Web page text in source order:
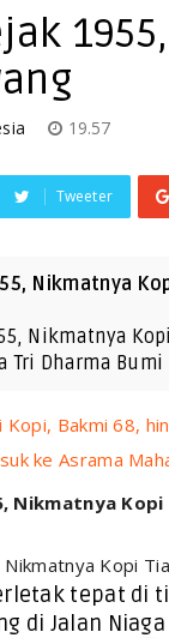
19.57
Tweeter
Nikmatnya
Nikmatnya
Tri Dharma
Bakmi 68,
ke Asrama
Nikmatnya Kopi
Kopi
tepat di
di Jalan